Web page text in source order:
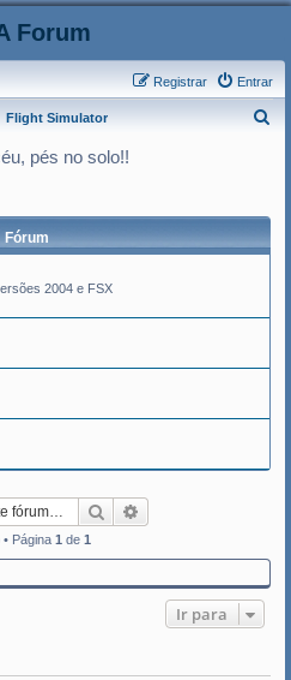
Forum
Entrar
Registrar
Flight Simulator
pés no solo!!
Fórum
2004 e FSX
Pesquisar
Página 1 de 1
Ir para